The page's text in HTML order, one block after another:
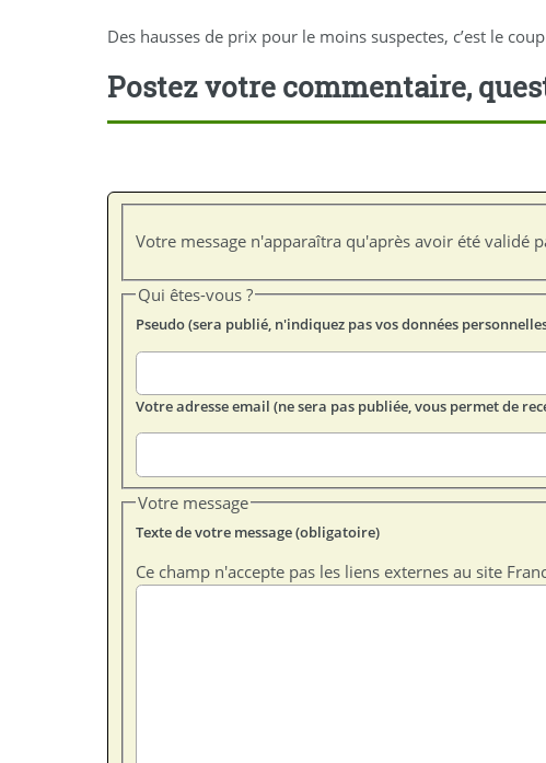
Des hausses de prix pour le moins suspectes, c’est le
Postez votre commentaire,
Votre message n'apparaîtra qu'après avoir été validé
Qui êtes-vous ?
Pseudo (sera publié, n'indiquez pas vos données
Votre adresse email (ne sera pas publiée, vous permet de
Votre message
Texte de votre message (obligatoire)
Ce champ n'accepte pas les liens externes au site